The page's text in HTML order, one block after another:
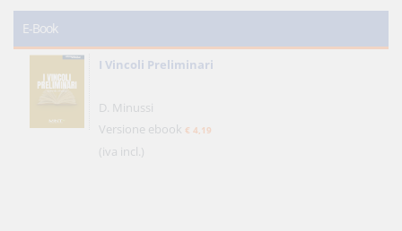
E-Book
I Vincoli Preliminari
D. Minussi
Versione ebook € 4,19
(iva incl.)